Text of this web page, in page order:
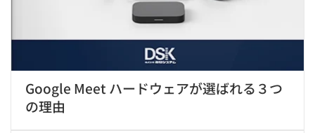
Google Meet ハードウェアが選ばれる３つ
の理由